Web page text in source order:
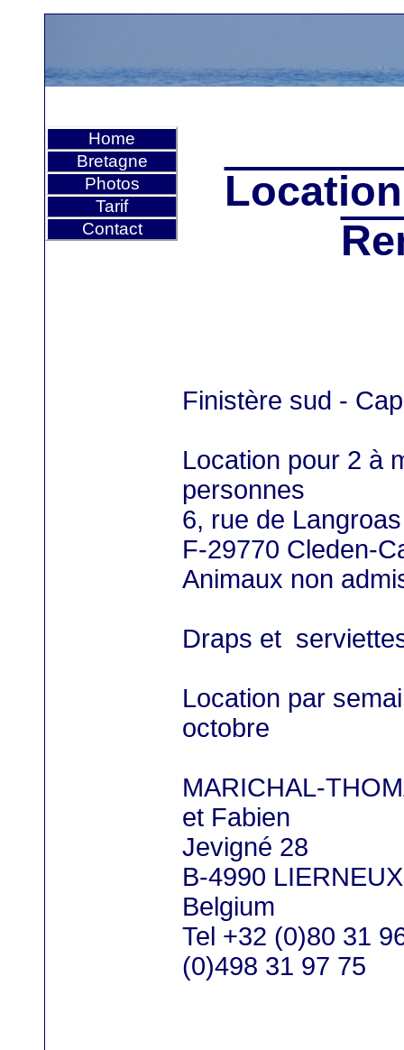
Home
Bretagne
Photos
Tarif
Contact
Finistère sud -
Location pour 2 à
personnes
6, rue de Langroas
F-29770 Cleden-
Animaux non
Draps et
Location par
octobre
MARICHAL-
et Fabien
Jevigné 28
B-4990 LIERNEUX
Belgium
Tel +32 (0)80 31
(0)498 31 97 75